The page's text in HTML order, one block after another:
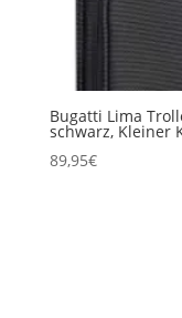
Bugatti Lima
schwarz, Kleiner
89,95€